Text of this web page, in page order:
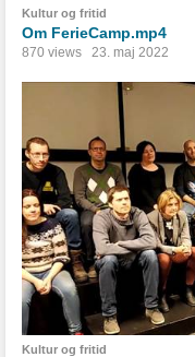
Kultur og fritid
Om FerieCamp.mp4
870 views 23. maj 2022
Kultur og fritid